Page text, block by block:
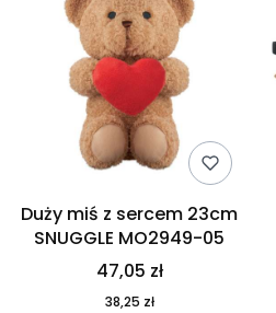
Duży miś z sercem 23cm
SNUGGLE MO2949-05
47,05 zł
38,25 zł